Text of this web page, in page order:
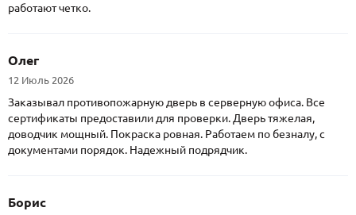
работают четко.
Олег
12 Июль 2026
Заказывал противопожарную дверь в серверную офиса. Все
сертификаты предоставили для проверки. Дверь тяжелая,
доводчик мощный. Покраска ровная. Работаем по безналу, с
документами порядок. Надежный подрядчик.
Борис